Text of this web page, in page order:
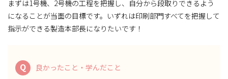
まずは1号機、2号機の工程を把握し、自分から段取りできるよう
になることが当面の目標です。いずれは印刷部門すべてを把握して
指示ができる製造本部長になりたいです！
Q 良かったこと・学んだこと